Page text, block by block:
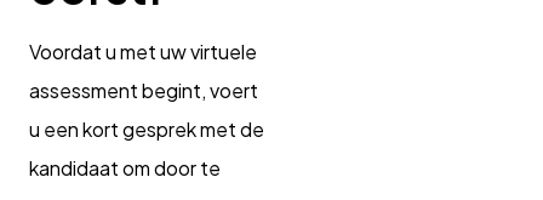
Voordat u met uw virtuele
assessment begint, voert
u een kort gesprek met de
kandidaat om door te